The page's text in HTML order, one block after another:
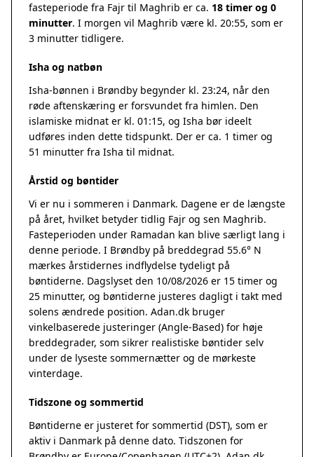
fasteperiode fra Fajr til Maghrib er ca. 18 timer og 0
minutter. I morgen vil Maghrib være kl. 20:55, som er
3 minutter tidligere.
Isha og natbøn
Isha-bønnen i Brøndby begynder kl. 23:24, når den
røde aftenskæring er forsvundet fra himlen. Den
islamiske midnat er kl. 01:15, og Isha bør ideelt
udføres inden dette tidspunkt. Der er ca. 1 timer og
51 minutter fra Isha til midnat.
Årstid og bøntider
Vi er nu i sommeren i Danmark. Dagene er de længste
på året, hvilket betyder tidlig Fajr og sen Maghrib.
Fasteperioden under Ramadan kan blive særligt lang i
denne periode. I Brøndby på breddegrad 55.6° N
mærkes årstidernes indflydelse tydeligt på
bøntiderne. Dagslyset den 10/08/2026 er 15 timer og
25 minutter, og bøntiderne justeres dagligt i takt med
solens ændrede position. Adan.dk bruger
vinkelbaserede justeringer (Angle-Based) for høje
breddegrader, som sikrer realistiske bøntider selv
under de lyseste sommernætter og de mørkeste
vinterdage.
Tidszone og sommertid
Bøntiderne er justeret for sommertid (DST), som er
aktiv i Danmark på denne dato. Tidszonen for